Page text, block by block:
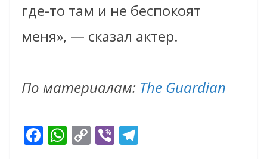
где-то там и не беспокоят
меня», — сказал актер.
По материалам: The Guardian
F W C Vi